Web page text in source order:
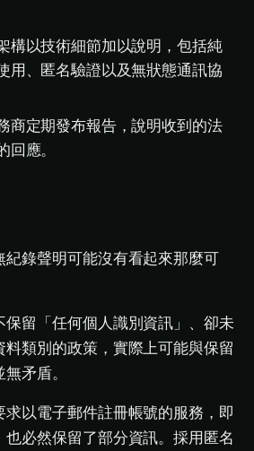
構以技術細節加以說明，包括純
用、匿名驗證以及無狀態通訊協
商定期發布報告，說明收到的法
回應。
紀錄聲明可能沒有看起來那麼可
保留「任何個人識別資訊」、卻未
類別的政策，實際上可能與保留
矛盾。
求以電子郵件註冊帳號的服務，即
必然保留了部分資訊。採用匿名